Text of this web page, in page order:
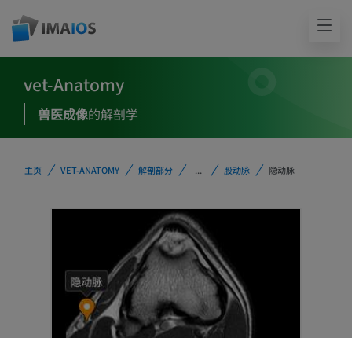
vet-Anatomy
兽医成像的解剖学
主页 VET-ANATOMY 解剖部分 ... 股动脉 隐动脉